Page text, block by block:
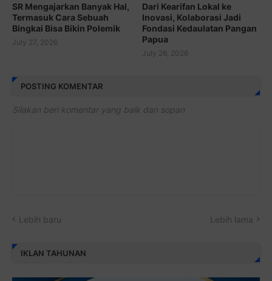
SR Mengajarkan Banyak Hal,
Termasuk Cara Sebuah
Bingkai Bisa Bikin Polemik
July 27, 2026
Dari Kearifan Lokal ke
Inovasi, Kolaborasi Jadi
Fondasi Kedaulatan Pangan
Papua
July 26, 2026
POSTING KOMENTAR
Silakan beri komentar yang baik dan sopan
Lebih baru Lebih lama
IKLAN TAHUNAN